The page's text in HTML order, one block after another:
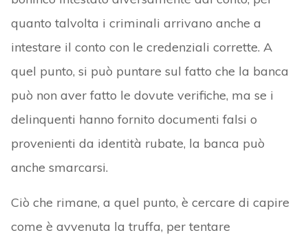
quanto talvolta i criminali arrivano anche a
intestare il conto con le credenziali corrette. A
quel punto, si può puntare sul fatto che la banca
può non aver fatto le dovute verifiche, ma se i
delinquenti hanno fornito documenti falsi o
provenienti da identità rubate, la banca può
anche smarcarsi.
Ciò che rimane, a quel punto, è cercare di capire
come è avvenuta la truffa, per tentare